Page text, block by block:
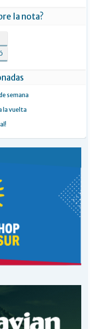
la nota?
semana
la vuelta